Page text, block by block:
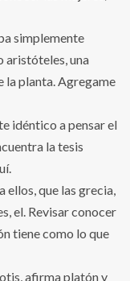
simplemente
aristóteles, una
la planta. Agregame
idéntico a pensar el
la tesis
ellos, que las grecia,
el. Revisar conocer
tiene como lo que
afirma platón y